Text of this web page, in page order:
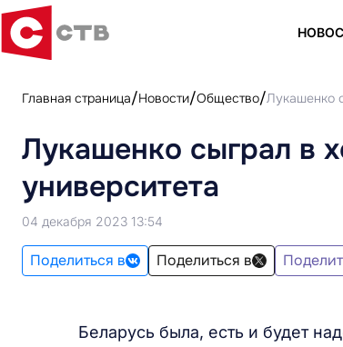
Главная страница Новости Общество Лукашенко
Лукашенко сыграл в
университета
04 декабря 2023 13:54
Поделиться в Поделиться в
Беларусь была, есть и будет